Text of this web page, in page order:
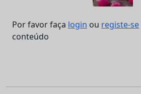
Por favor faça login ou registe-se
conteúdo